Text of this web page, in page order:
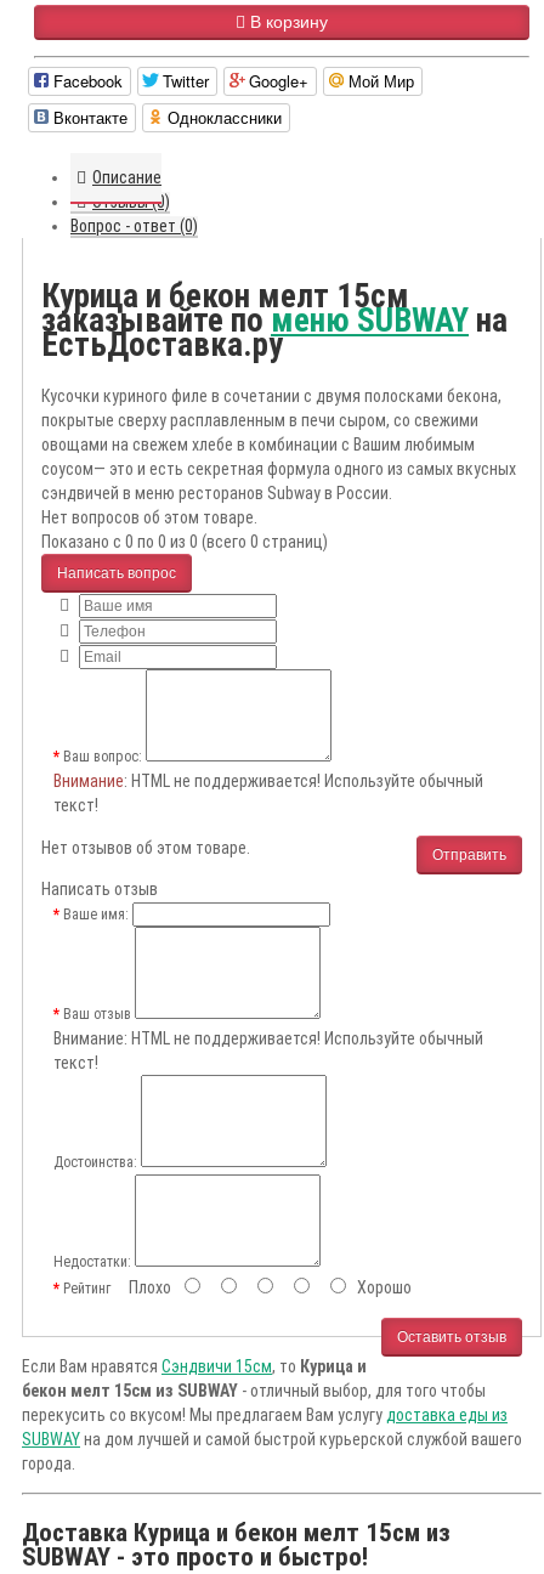
В корзину
Facebook Twitter Google+
Мой Мир
Вконтакте
Одноклассники
Описание
Отзывы (0)
Вопрос - ответ (0)
Курица и бекон мелт 15см
заказывайте поменю SUBWAY на
ЕстьДоставка.ру
Кусочки куриного филе в сочетании с двумя полосками бекона,
покрытые сверху расплавленным в печи сыром, со свежими
овощами на свежем хлебе в комбинации с Вашим любимым
соусом— это и есть секретная формула одного из самых вкусных
сэндвичей в меню ресторанов Subway в России.
Нет вопросов об этом товаре.
Показано с 0 по 0 из 0 (всего 0 страниц)
Написать вопрос
Ваш вопрос:
Внимание: HTML не поддерживается! Используйте обычный
текст!
Отправить
Нет отзывов об этом товаре.
Написать отзыв
Ваше имя:
Ваш отзыв
Внимание: HTML не поддерживается! Используйте обычный
текст!
Достоинства:
Недостатки:
РейтингПлохо Хорошо
Оставить отзыв
Если Вам нравятся Сэндвичи 15см, то Курица и
бекон мелт 15см из SUBWAY - отличный выбор, для того чтобы
перекусить со вкусом! Мы предлагаем Вам услугу доставка еды из
SUBWAYна дом лучшей и самой быстрой курьерской службой вашего
города.
Доставка Курица и бекон мелт 15см из
SUBWAY - это просто и быстро!